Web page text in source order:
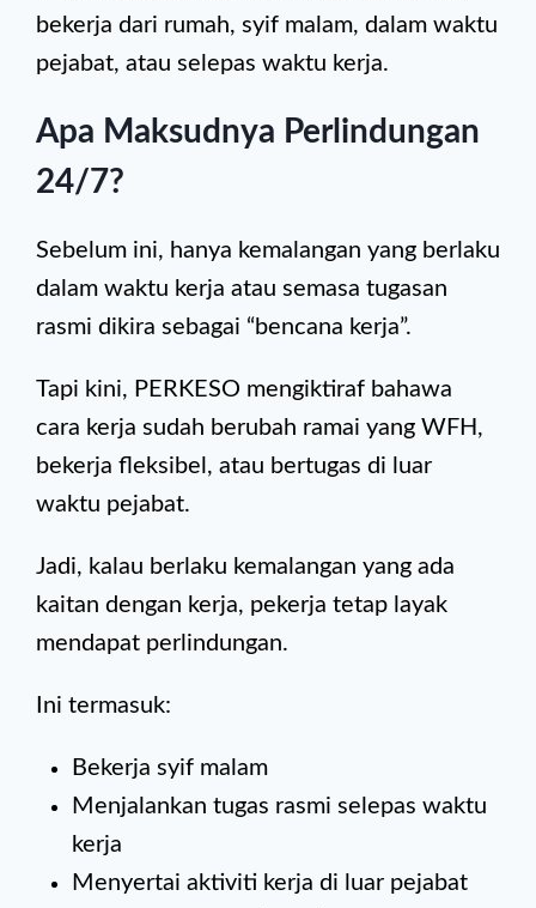
bekerja dari rumah, syif malam, dalam waktu
pejabat, atau selepas waktu kerja.
Apa Maksudnya Perlindungan
24/7?
Sebelum ini, hanya kemalangan yang berlaku
dalam waktu kerja atau semasa tugasan
rasmi dikira sebagai “bencana kerja”.
Tapi kini, PERKESO mengiktiraf bahawa
cara kerja sudah berubah ramai yang WFH,
bekerja fleksibel, atau bertugas di luar
waktu pejabat.
Jadi, kalau berlaku kemalangan yang ada
kaitan dengan kerja, pekerja tetap layak
mendapat perlindungan.
Ini termasuk:
Bekerja syif malam
Menjalankan tugas rasmi selepas waktu
kerja
Menyertai aktiviti kerja di luar pejabat